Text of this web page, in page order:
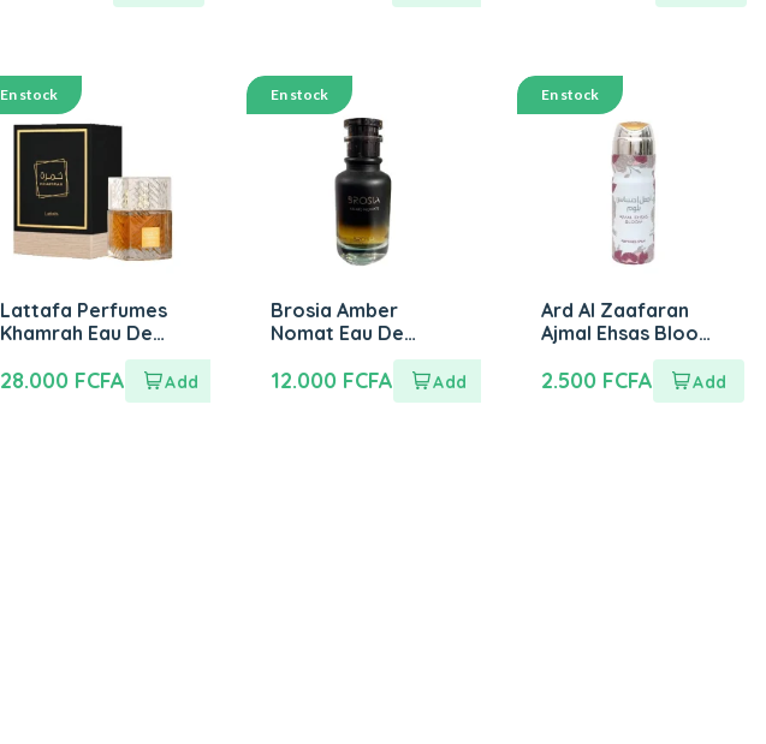
En stock
Lattafa Perfumes
Khamrah Eau De
Parfum 100ml
28.000 FCFA
En stock
Brosia Amber
Nomat Eau De
Parfum 100ml
12.000 FCFA
En stock
Ard Al Zaafaran
Ajmal Ehsas Bloom
Perfumed Spray
200ml
2.500 FCFA